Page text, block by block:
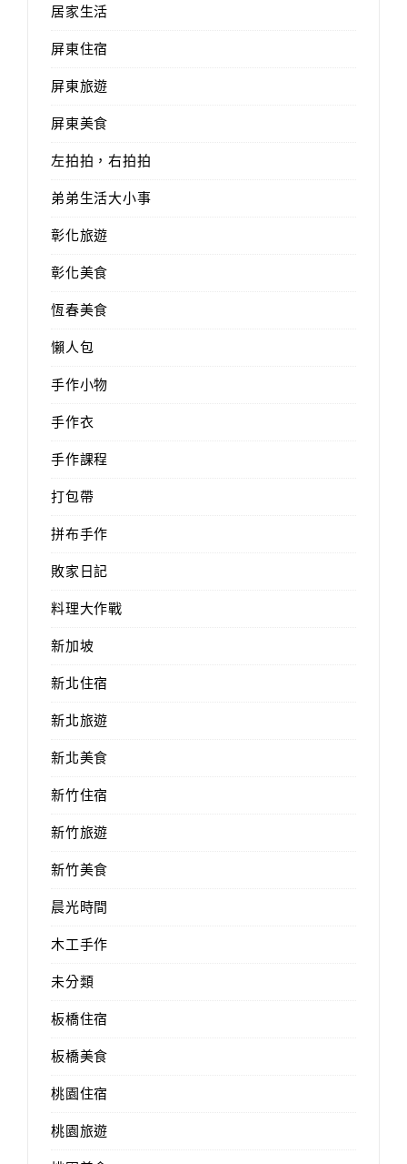
居家生活
屏東住宿
屏東旅遊
屏東美食
左拍拍，右拍拍
弟弟生活大小事
彰化旅遊
彰化美食
恆春美食
懶人包
手作小物
手作衣
手作課程
打包帶
拼布手作
敗家日記
料理大作戰
新加坡
新北住宿
新北旅遊
新北美食
新竹住宿
新竹旅遊
新竹美食
晨光時間
木工手作
未分類
板橋住宿
板橋美食
桃園住宿
桃園旅遊